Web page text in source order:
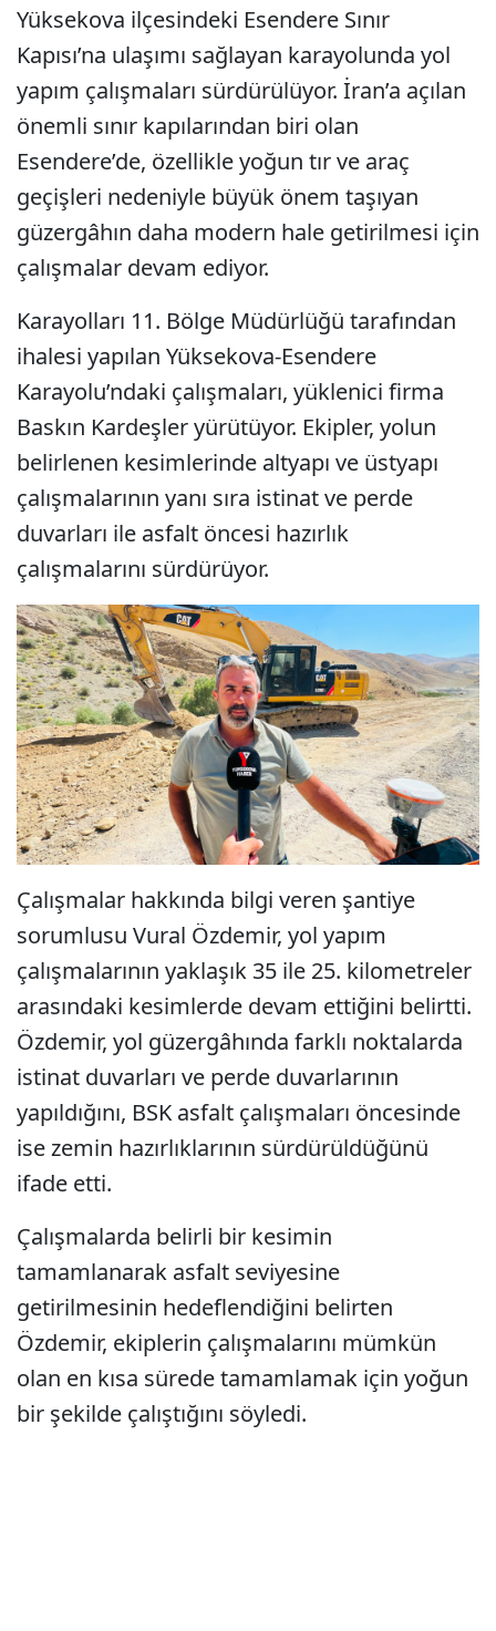
Yüksekova ilçesindeki Esendere Sınır
Kapısı’na ulaşımı sağlayan karayolunda yol
yapım çalışmaları sürdürülüyor. İran’a açılan
önemli sınır kapılarından biri olan
Esendere’de, özellikle yoğun tır ve araç
geçişleri nedeniyle büyük önem taşıyan
güzergâhın daha modern hale getirilmesi için
çalışmalar devam ediyor.
Karayolları 11. Bölge Müdürlüğü tarafından
ihalesi yapılan Yüksekova-Esendere
Karayolu’ndaki çalışmaları, yüklenici firma
Baskın Kardeşler yürütüyor. Ekipler, yolun
belirlenen kesimlerinde altyapı ve üstyapı
çalışmalarının yanı sıra istinat ve perde
duvarları ile asfalt öncesi hazırlık
çalışmalarını sürdürüyor.
Çalışmalar hakkında bilgi veren şantiye
sorumlusu Vural Özdemir, yol yapım
çalışmalarının yaklaşık 35 ile 25. kilometreler
arasındaki kesimlerde devam ettiğini belirtti.
Özdemir, yol güzergâhında farklı noktalarda
istinat duvarları ve perde duvarlarının
yapıldığını, BSK asfalt çalışmaları öncesinde
ise zemin hazırlıklarının sürdürüldüğünü
ifade etti.
Çalışmalarda belirli bir kesimin
tamamlanarak asfalt seviyesine
getirilmesinin hedeflendiğini belirten
Özdemir, ekiplerin çalışmalarını mümkün
olan en kısa sürede tamamlamak için yoğun
bir şekilde çalıştığını söyledi.